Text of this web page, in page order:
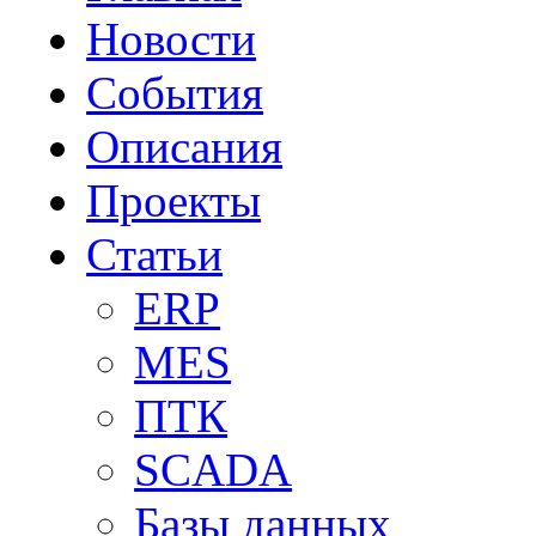
Новости
События
Описания
Проекты
Статьи
ERP
MES
ПТК
SCADA
Базы данных